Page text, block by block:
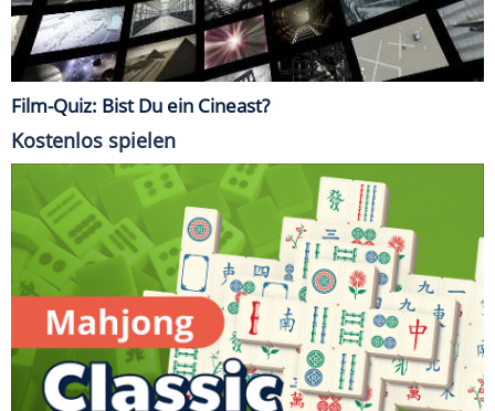
Film-Quiz: Bist Du ein Cineast?
Kostenlos spielen